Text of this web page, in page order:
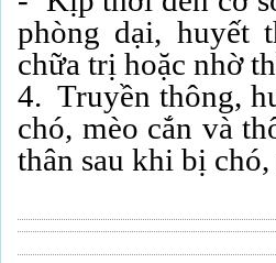
phòng dại, huyết
chữa trị hoặc nhờ
4. Truyền thông,
chó, mèo cắn và
thân sau khi bị chó,